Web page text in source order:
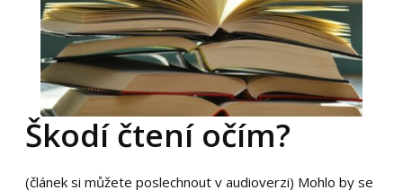
Škodí čtení očím?
(článek si můžete poslechnout v audioverzi) Mohlo by se